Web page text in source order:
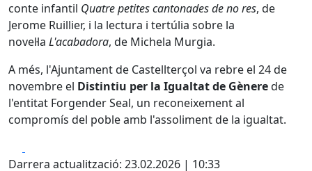
conte infantil Quatre petites cantonades de no res, de
Jerome Ruillier, i la lectura i tertúlia sobre la
novel·la L'acabadora, de Michela Murgia.
A més, l'Ajuntament de Castellterçol va rebre el 24 de
novembre el Distintiu per la Igualtat de Gènerede
l'entitat Forgender Seal, un reconeixement al
compromís del poble amb l'assoliment de la igualtat.
Darrera actualització: 23.02.2026 | 10:33